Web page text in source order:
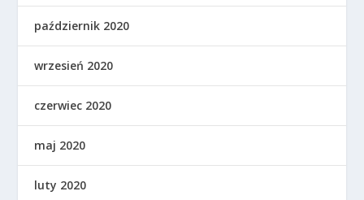
październik 2020
wrzesień 2020
czerwiec 2020
maj 2020
luty 2020